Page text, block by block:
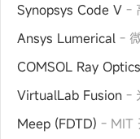
Synopsys Code V -
Ansys Lumerical -
COMSOL Ray Optics
VirtualLab Fusion -
Meep (FDTD) - MIT